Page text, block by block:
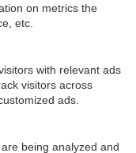
on metrics the
etc.
with relevant ads
visitors across
ads.
being analyzed and